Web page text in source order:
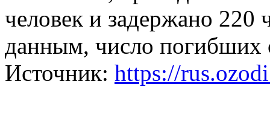
человек и задержано
данным, число погибших
Источник: https://